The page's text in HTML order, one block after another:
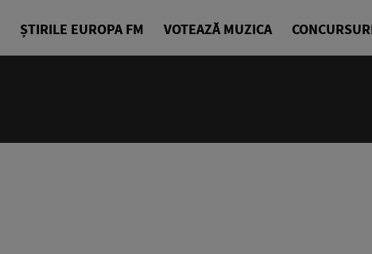
ȘTIRILE EUROPA FM VOTEAZĂ MUZICA